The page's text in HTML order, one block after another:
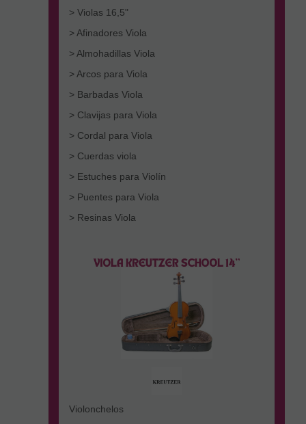
> Violas 16,5"
> Afinadores Viola
> Almohadillas Viola
> Arcos para Viola
> Barbadas Viola
> Clavijas para Viola
> Cordal para Viola
> Cuerdas viola
> Estuches para Violín
> Puentes para Viola
> Resinas Viola
Violonchelos